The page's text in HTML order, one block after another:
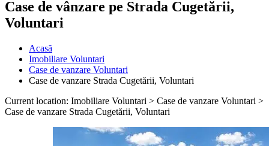
Case de vânzare pe Strada Cugetării,
Voluntari
Acasă
Imobiliare Voluntari
Case de vanzare Voluntari
Case de vanzare Strada Cugetării, Voluntari
Current location: Imobiliare Voluntari > Case de vanzare Voluntari >
Case de vanzare Strada Cugetării, Voluntari